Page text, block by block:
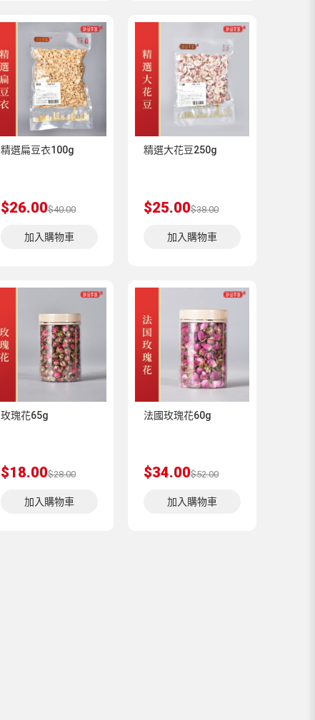
精選扁豆衣100g
$26.00$40.00
加入購物車
精選大花豆250g
$25.00$38.00
加入購物車
玫瑰花65g
$18.00$28.00
加入購物車
法國玫瑰花60g
$34.00$52.00
加入購物車